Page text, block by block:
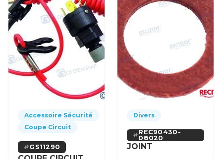
Accessoire Sécurité
Coupe Circuit
GS11290
Divers
REC90430-
08020
JOINT